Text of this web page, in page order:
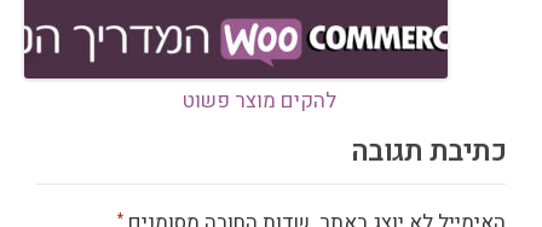
להקים מוצר פשוט
כתיבת תגובה
*